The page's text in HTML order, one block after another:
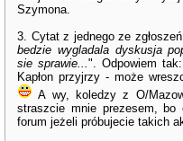
Szymona.
3. Cytat z jednego ze
bedzie wygladala dyskusja
sie sprawie...". Odpowiem
Kapłon przyjrzy - może
A wy, koledzy z O/
straszcie mnie prezesem, bo
forum jeżeli próbujecie takich